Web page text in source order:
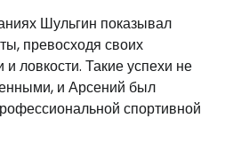
Шульгин показывал
превосходя своих
и ловкости. Такие успехи не
и Арсений был
спортивной